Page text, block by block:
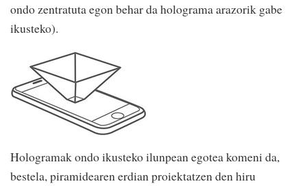
ondo zentratuta egon behar da holograma arazorik gabe
ikusteko).
Hologramak ondo ikusteko ilunpean egotea komeni da,
bestela, piramidearen erdian proiektatzen den hiru